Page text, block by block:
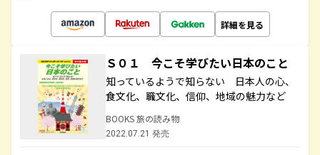
詳細を見る
Ｓ０１ 今こそ学びたい日本のこと
知っているようで知らない 日本人の心、
食文化、職文化、信仰、地域の魅力など
BOOKS 旅の読み物
2022.07.21 発売